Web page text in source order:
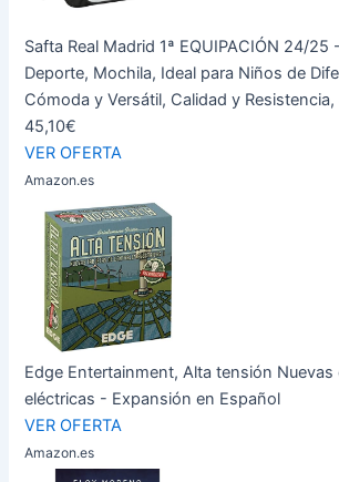
Safta Real Madrid 1ª EQUIPACIÓN 24/25
Deporte, Mochila, Ideal para Niños de
Cómoda y Versátil, Calidad y
45,10€
VER OFERTA
Amazon.es
Edge Entertainment, Alta tensión Nuevas
eléctricas - Expansión en Español
VER OFERTA
Amazon.es